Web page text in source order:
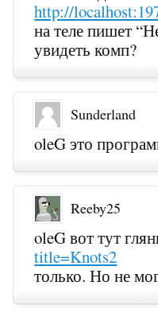
http://
на теле пишет
увидеть комп?
Sunderland
oleG это
Reeby25
oleG вот тут
title=Knots2
только. Но не